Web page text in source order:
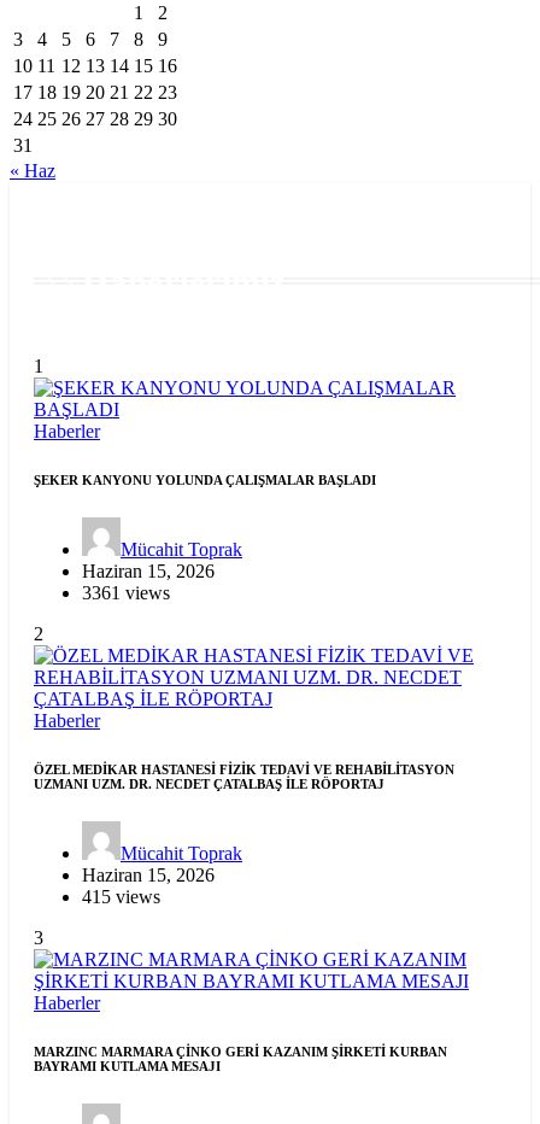
1
2
3
4 5 6 7 8
9
10 11 12 13 14 15 16
17 18 19 20 21 22 23
24 25 26 27 28 29 30
31
« Haz
1
Haberler
ŞEKER KANYONU YOLUNDA ÇALIŞMALAR BAŞLADI
Mücahit Toprak
Haziran 15, 2026
3361 views
2
Haberler
ÖZEL MEDİKAR HASTANESİ FİZİK TEDAVİ VE REHABİLİTASYON
UZMANI UZM. DR. NECDET ÇATALBAŞ İLE RÖPORTAJ
Mücahit Toprak
Haziran 15, 2026
415 views
3
Haberler
MARZINC MARMARA ÇİNKO GERİ KAZANIM ŞİRKETİ KURBAN
BAYRAMI KUTLAMA MESAJI